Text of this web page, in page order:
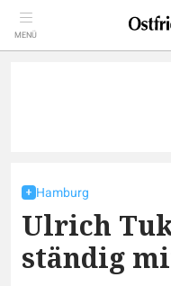
MENÜ
Hamburg
Ulrich
ständig